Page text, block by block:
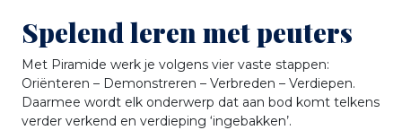
Spelend leren met peuters
Met Piramide werk je volgens vier vaste stappen:
Oriënteren – Demonstreren – Verbreden – Verdiepen.
Daarmee wordt elk onderwerp dat aan bod komt telkens
verder verkend en verdieping ‘ingebakken’.